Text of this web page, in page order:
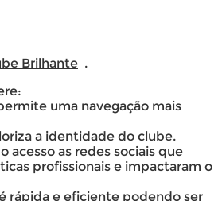
Brilhante.
uma navegação mais
a identidade do clube.
acesso as redes sociais que
profissionais e impactaram o
rápida e eficiente podendo ser